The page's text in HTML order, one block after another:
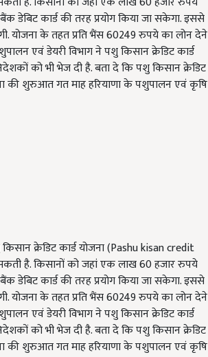
डेबिट कार्ड की तरह प्रयोग किया जा सकेगा. इससे
योजना के तहत प्रति भैंस 60249 रुपये का लोन देने
एवं डेयरी विभाग ने पशु किसान क्रेडिट कार्ड
को भी भेज दी है. बता दे कि पशु किसान क्रेडिट
की शुरुआत गत माह हरियाणा के पशुपालन एवं कृषि
क्रेडिट कार्ड योजना (Pashu kisan credit
है. किसानों को जहां एक लाख 60 हजार रुपये
डेबिट कार्ड की तरह प्रयोग किया जा सकेगा. इससे
योजना के तहत प्रति भैंस 60249 रुपये का लोन देने
एवं डेयरी विभाग ने पशु किसान क्रेडिट कार्ड
को भी भेज दी है. बता दे कि पशु किसान क्रेडिट
की शुरुआत गत माह हरियाणा के पशुपालन एवं कृषि